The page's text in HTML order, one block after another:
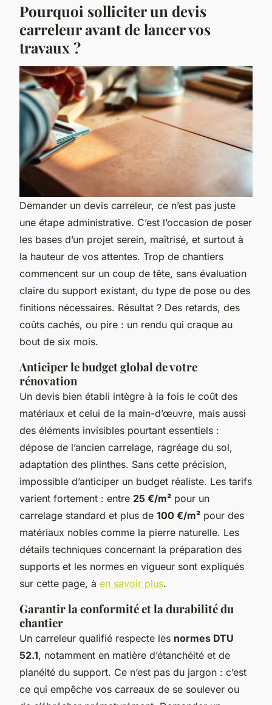
Pourquoi solliciter un devis
carreleur avant de lancer vos
travaux ?
Demander un devis carreleur, ce n’est pas juste
une étape administrative. C’est l’occasion de poser
les bases d’un projet serein, maîtrisé, et surtout à
la hauteur de vos attentes. Trop de chantiers
commencent sur un coup de tête, sans évaluation
claire du support existant, du type de pose ou des
finitions nécessaires. Résultat ? Des retards, des
coûts cachés, ou pire : un rendu qui craque au
bout de six mois.
Anticiper le budget global de votre
rénovation
Un devis bien établi intègre à la fois le coût des
matériaux et celui de la main-d’œuvre, mais aussi
des éléments invisibles pourtant essentiels :
dépose de l’ancien carrelage, ragréage du sol,
adaptation des plinthes. Sans cette précision,
impossible d’anticiper un budget réaliste. Les tarifs
varient fortement : entre 25 €/m² pour un
carrelage standard et plus de 100 €/m² pour des
matériaux nobles comme la pierre naturelle. Les
détails techniques concernant la préparation des
supports et les normes en vigueur sont expliqués
sur cette page, à en savoir plus.
Garantir la conformité et la durabilité du
chantier
Un carreleur qualifié respecte les normes DTU
52.1, notamment en matière d’étanchéité et de
planéité du support. Ce n’est pas du jargon : c’est
ce qui empêche vos carreaux de se soulever ou